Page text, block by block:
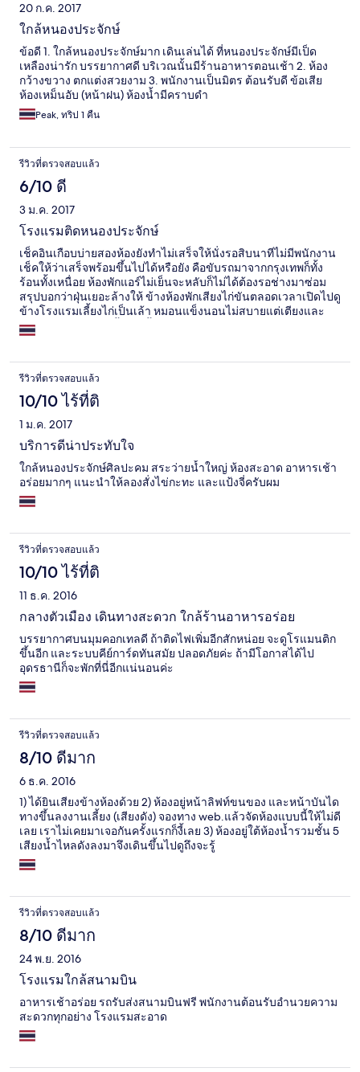
20 ก.ค. 2017
ใกล้หนองประจักษ์
ข้อดี 1. ใกล้หนองประจักษ์มาก เดินเล่นได้ ที่หนองประจักษ์มีเป็ด
เหลืองน่ารัก บรรยากาศดี บริเวณนั้นมีร้านอาหารตอนเช้า 2. ห้อง
กว้างขวาง ตกแต่งสวยงาม 3. พนักงานเป็นมิตร ต้อนรับดี ข้อเสีย
ห้องเหม็นอับ (หน้าฝน) ห้องน้ำมีคราบดำ
Peak, ทริป 1 คืน
รีวิวที่ตรวจสอบแล้ว
6/10 ดี
3 ม.ค. 2017
โรงแรมติดหนองประจักษ์
เช็คอินเกือบบ่ายสองห้องยังทำไม่เสร็จให้นั่งรอสิบนาทีไม่มีพนักงาน
เช็คให้ว่าเสร็จพร้อมขึ้นไปได้หรือยัง คือขับรถมาจากกรุงเทพก็ทั้ง
ร้อนทั้งเหนื่อย ห้องพักแอร์ไม่เย็นจะหลับก็ไม่ได้ต้องรอช่างมาซ่อม
สรุปบอกว่าฝุ่นเยอะล้างให้ ข้างห้องพักเสียงไก่ขันตลอดเวลาเปิดไปดู
ข้างโรงแรมเลี้ยงไก่เป็นเล้า หมอนแข็งนอนไม่สบายแต่เตียงและ
ผ้าห่มนิ่มดี ที่จอดรถทั้งไกลทั้งร้อน อาหารเช้าดีมีหลากหลายและ
อร่อย คงไม่ไปพักอีกแน่นอน
รีวิวที่ตรวจสอบแล้ว
10/10 ไร้ที่ติ
1 ม.ค. 2017
บริการดีน่าประทับใจ
ใกล้หนองประจักษ์ศิลปะคม สระว่ายน้ำใหญ่ ห้องสะอาด อาหารเช้า
อร่อยมากๆ แนะนำให้ลองสั่งไข่กะทะ และแป้งจี่ครับผม
รีวิวที่ตรวจสอบแล้ว
10/10 ไร้ที่ติ
11 ธ.ค. 2016
กลางตัวเมือง เดินทางสะดวก ใกล้ร้านอาหารอร่อย
บรรยากาศบนมุมคอกเทลดี ถ้าติดไฟเพิ่มอีกสักหน่อย จะดูโรแมนติก
ขึ้นอีก และระบบคีย์การ์ดทันสมัย ปลอดภัยค่ะ ถ้ามีโอกาสได้ไป
อุดรธานีก็จะพักที่นี่อีกแน่นอนค่ะ
รีวิวที่ตรวจสอบแล้ว
8/10 ดีมาก
6 ธ.ค. 2016
1) ได้ยินเสียงข้างห้องด้วย 2) ห้องอยู่หน้าลิฟท์ขนของ และหน้าบันได
ทางขึ้นลงงานเลี้ยง (เสียงดัง) จองทาง web.แล้วจัดห้องแบบนี้ให้ไม่ดี
เลย เราไม่เคยมาเจอกันครั้งแรกก็งี้เลย 3) ห้องอยู่ใต้ห้องน้ำรวมชั้น 5
เสียงน้ำไหลดังลงมาจึงเดินขึ้นไปดูถึงจะรู้
รีวิวที่ตรวจสอบแล้ว
8/10 ดีมาก
24 พ.ย. 2016
โรงแรมใกล้สนามบิน
อาหารเช้าอร่อย รถรับส่งสนามบินฟรี พนักงานต้อนรับอำนวยความ
สะดวกทุกอย่าง โรงแรมสะอาด